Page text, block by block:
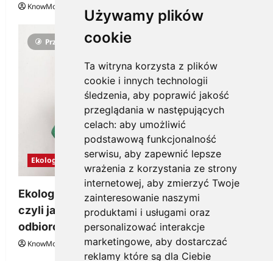
Używamy plików
cookie
Ta witryna korzysta z plików
cookie i innych technologii
śledzenia, aby poprawić jakość
przeglądania w następujących
celach: aby umożliwić
podstawową funkcjonalność
serwisu, aby zapewnić lepsze
wrażenia z korzystania ze strony
internetowej, aby zmierzyć Twoje
zainteresowanie naszymi
produktami i usługami oraz
personalizować interakcje
marketingowe, aby dostarczać
reklamy które są dla Ciebie
KnowMore.pl
Przeczytano 3 minut
Ekologia
Ekologiczne gadżety reklamowe dla firmy,
czyli jak wzbudzić zainteresowanie
odbiorców
KnowMore.pl 28 grudnia, 2025 0